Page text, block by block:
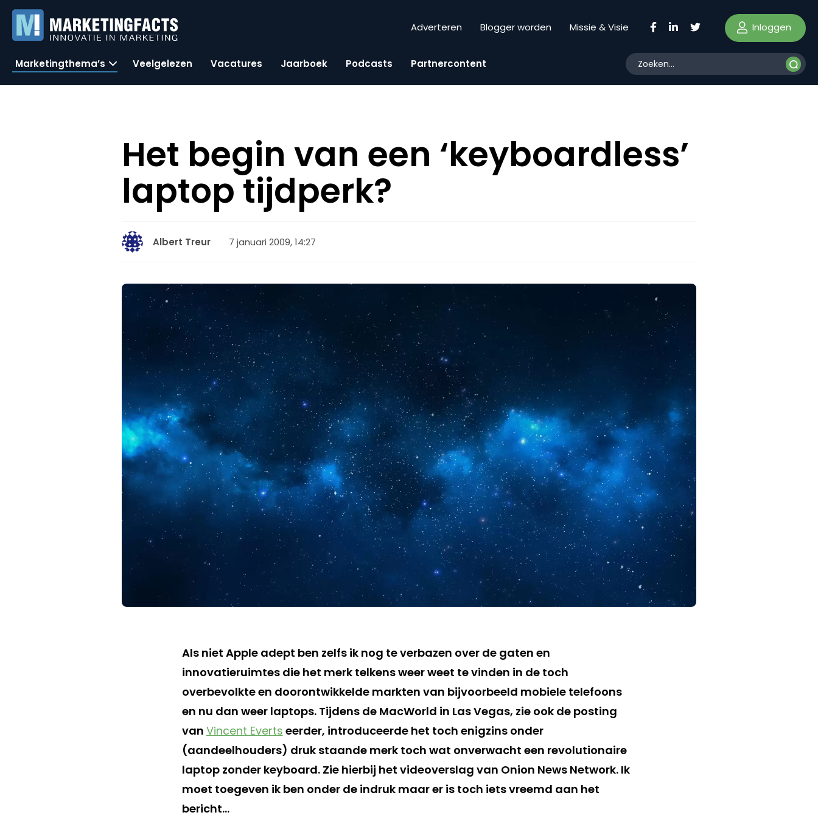
Adverteren Blogger worden Missie & Visie Inloggen
Marketingthema’s Veelgelezen Vacatures Jaarboek Podcasts Partnercontent
Het begin van een ‘keyboardless’
laptop tijdperk?
Albert Treur 7 januari 2009, 14:27
Als niet Apple adept ben zelfs ik nog te verbazen over de gaten en
innovatieruimtes die het merk telkens weer weet te vinden in de toch
overbevolkte en doorontwikkelde markten van bijvoorbeeld mobiele telefoons
en nu dan weer laptops. Tijdens de MacWorld in Las Vegas, zie ook de posting
van Vincent Everts eerder, introduceerde het toch enigzins onder
(aandeelhouders) druk staande merk toch wat onverwacht een revolutionaire
laptop zonder keyboard. Zie hierbij het videoverslag van Onion News Network. Ik
moet toegeven ik ben onder de indruk maar er is toch iets vreemd aan het
bericht…